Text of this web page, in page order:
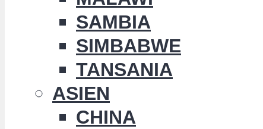
SAMBIA
SIMBABWE
TANSANIA
ASIEN
CHINA